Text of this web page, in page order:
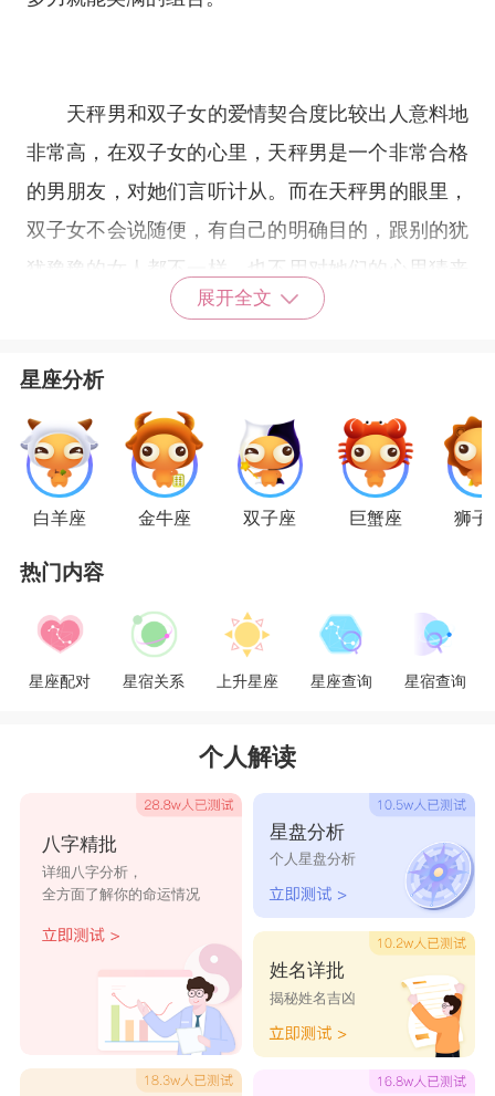
天秤男和双子女的爱情契合度比较出人意料地
非常高，在双子女的心里，天秤男是一个非常合格
的男朋友，对她们言听计从。而在天秤男的眼里，
双子女不会说随便，有自己的明确目的，跟别的犹
犹豫豫的女人都不一样，也不用对她们的心思猜来
猜去，有要求就会直白的说出来，能做到的就尽量
以说是天作之合。
双子座的人更加偏向于多才多艺和随机应变，
念，双子也是非常善于社交和应酬的星座，在这个
方面和天秤又有诸多共鸣。活泼开朗的双子妹子对
于天秤座来说具有依赖感的成分，双子座比较有主
见治住了天秤座的选择恐惧症。
展开全文
星座分析
白羊座 金牛座 双子座 巨蟹座 狮子
热门内容
星座配对 星宿关系 上升星座 星座查询 星宿查询
个人解读
八字精批
详细八字分析，
全方面了解你的命运情况
星盘分析
个人星盘分析
姓名详批
揭秘姓名吉凶